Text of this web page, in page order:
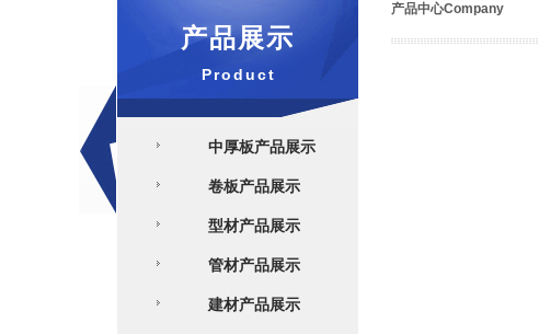
产品展示
Product
中厚板产品展示
卷板产品展示
型材产品展示
管材产品展示
建材产品展示
产品中心Company